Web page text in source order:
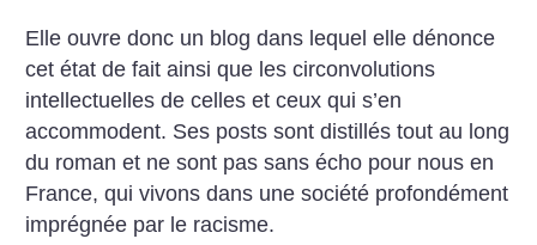
Elle ouvre donc un blog dans lequel elle dénonce
cet état de fait ainsi que les circonvolutions
intellectuelles de celles et ceux qui s’en
accommodent. Ses posts sont distillés tout au long
du roman et ne sont pas sans écho pour nous en
France, qui vivons dans une société profondément
imprégnée par le racisme.